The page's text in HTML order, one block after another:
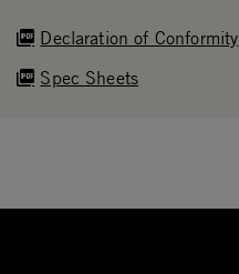
Declaration of Conformity
Spec Sheets